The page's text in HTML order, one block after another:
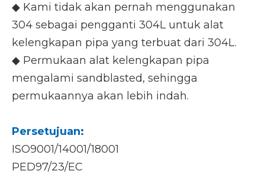
◆ Kami tidak akan pernah menggunakan
304 sebagai pengganti 304L untuk alat
kelengkapan pipa yang terbuat dari 304L.
◆ Permukaan alat kelengkapan pipa
mengalami sandblasted, sehingga
permukaannya akan lebih indah.
Persetujuan:
ISO9001/14001/18001
PED97/23/EC